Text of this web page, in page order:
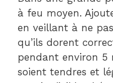
à feu moyen.
en veillant à ne
qu’ils dorent
pendant environ 5
soient tendres et